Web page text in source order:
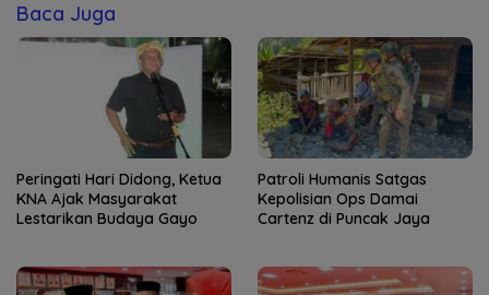
Baca Juga
Peringati Hari Didong, Ketua
KNA Ajak Masyarakat
Lestarikan Budaya Gayo
Patroli Humanis Satgas
Kepolisian Ops Damai
Cartenz di Puncak Jaya